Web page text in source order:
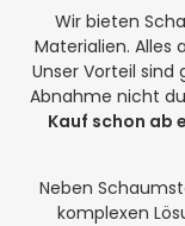
Wir bieten
Materialien. Alles
Unser Vorteil sind
Abnahme nicht
Kauf schon ab
Neben
komplexen